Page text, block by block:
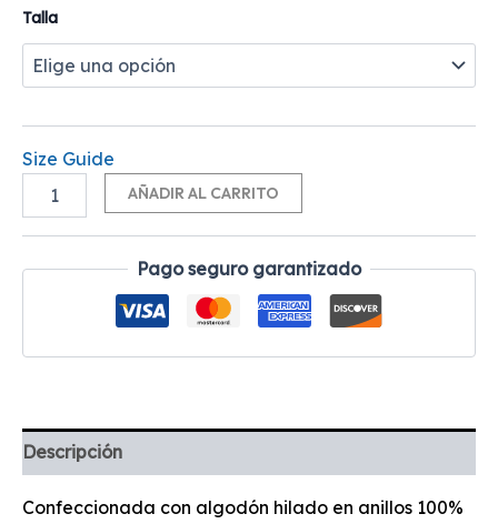
Talla
Size Guide
AÑADIR AL CARRITO
Pago seguro garantizado
Descripción
Confeccionada con algodón hilado en anillos 100%